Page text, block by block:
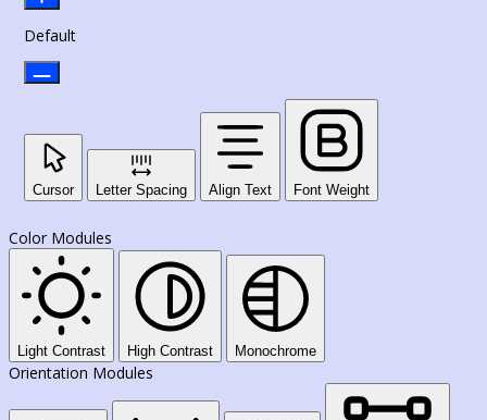
Default
Cursor Letter Spacing Align Text Font Weight
Color Modules
Light Contrast High Contrast Monochrome
Orientation Modules